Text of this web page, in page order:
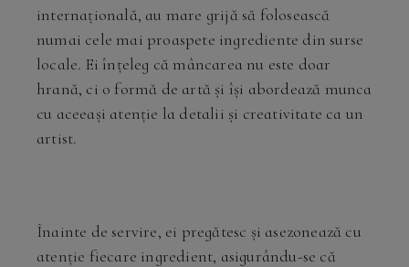
internațională, au mare grijă să folosească
numai cele mai proaspete ingrediente din surse
locale. Ei înțeleg că mâncarea nu este doar
hrană, ci o formă de artă și își abordează munca
cu aceeași atenție la detalii și creativitate ca un
artist.
Înainte de servire, ei pregătesc și asezonează cu
atenție fiecare ingredient, asigurându-se că